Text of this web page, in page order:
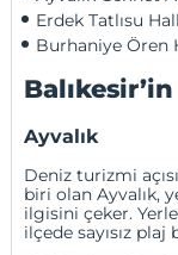
Erdek Tatlısu
Burhaniye Ören
Ayvalık
Deniz turizmi
biri olan Ayvalık,
ilgisini çeker.
ilçede sayısız